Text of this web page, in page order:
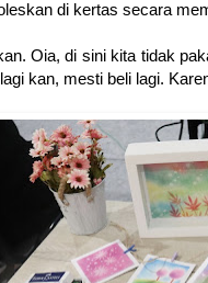
di kertas secara
Oia, di sini kita tidak
kan, mesti beli lagi.